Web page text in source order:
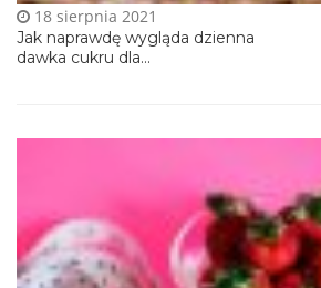
Jak naprawdę wygląda dzienna
dawka cukru dla...
18 sierpnia 2021